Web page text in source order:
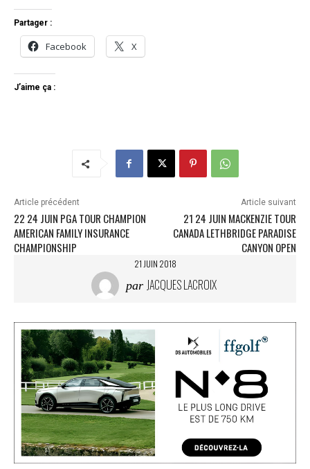
Partager :
Facebook X
J’aime ça :
Article précédent
22 24 JUIN PGA TOUR CHAMPION
AMERICAN FAMILY INSURANCE
CHAMPIONSHIP
Article suivant
21 24 JUIN MACKENZIE TOUR
CANADA LETHBRIDGE PARADISE
CANYON OPEN
21 JUIN 2018
par JACQUES LACROIX